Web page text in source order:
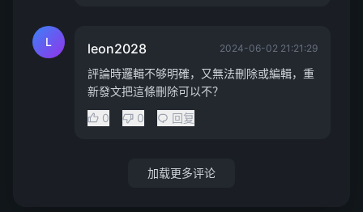
L leon2028 2024-06-02 21:21:29
評論時邏輯不够明確，又無法刪除或編輯，重
新發文把這條刪除可以不？
0
0 回复
加载更多评论